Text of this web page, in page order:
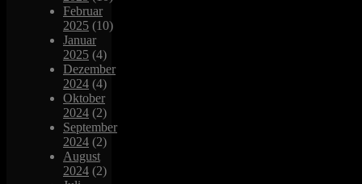
Februar
2025 (10)
Januar
2025 (4)
Dezember
2024 (4)
Oktober
2024 (2)
September
2024 (2)
August
2024 (2)